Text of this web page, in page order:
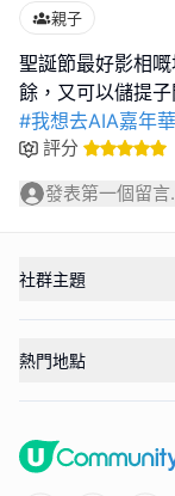
親子
聖誕節最好影相
#我想去AIA嘉年華
評分
發表第一個留言
社群主題
熱門地點